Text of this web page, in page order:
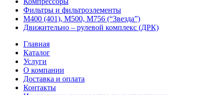
Фильтры и фильтроэлементы
М400 (401), М500, М756 (“Звезда”)
Движительно – рулевой комплекс (ДРК)
Главная
Каталог
Услуги
О компании
Доставка и оплата
Контакты